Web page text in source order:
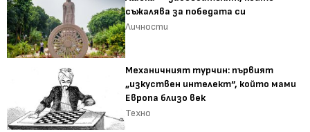
съжалява за победата си
Личности
Механичният турчин: първият
„изкуствен интелект“, който мами
Европа близо век
Техно